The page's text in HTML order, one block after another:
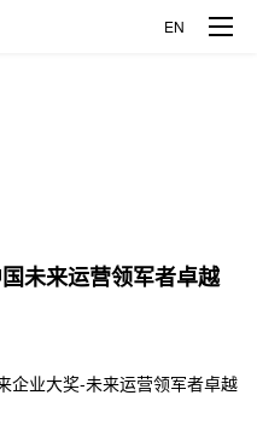
EN
捷豹XEL
造
心
未来运营领军者卓越
企业大奖-未来运营领军者卓越